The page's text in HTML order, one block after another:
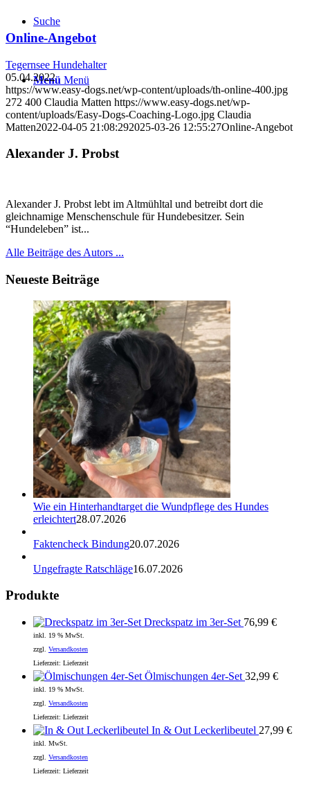
Suche
Menü Menü
Online-Angebot
Tegernsee Hundehalter
05.04.2022
https://www.easy-dogs.net/wp-content/uploads/th-online-400.jpg
272 400 Claudia Matten https://www.easy-dogs.net/wp-
content/uploads/Easy-Dogs-Coaching-Logo.jpg Claudia
Matten2022-04-05 21:08:292025-03-26 12:55:27Online-Angebot
Alexander J. Probst
Alexander J. Probst lebt im Altmühltal und betreibt dort die
gleichnamige Menschenschule für Hundebesitzer. Sein
“Hundeleben” ist...
Alle Beiträge des Autors ...
Neueste Beiträge
Wie ein Hinterhandtarget die Wundpflege des Hundes
erleichtert28.07.2026
Faktencheck Bindung20.07.2026
Ungefragte Ratschläge16.07.2026
Produkte
Dreckspatz im 3er-Set 76,99 €
inkl. 19 % MwSt.
zzgl. Versandkosten
Lieferzeit: Lieferzeit
Ölmischungen 4er-Set 32,99 €
inkl. 19 % MwSt.
zzgl. Versandkosten
Lieferzeit: Lieferzeit
In & Out Leckerlibeutel 27,99 €
inkl. MwSt.
zzgl. Versandkosten
Lieferzeit: Lieferzeit